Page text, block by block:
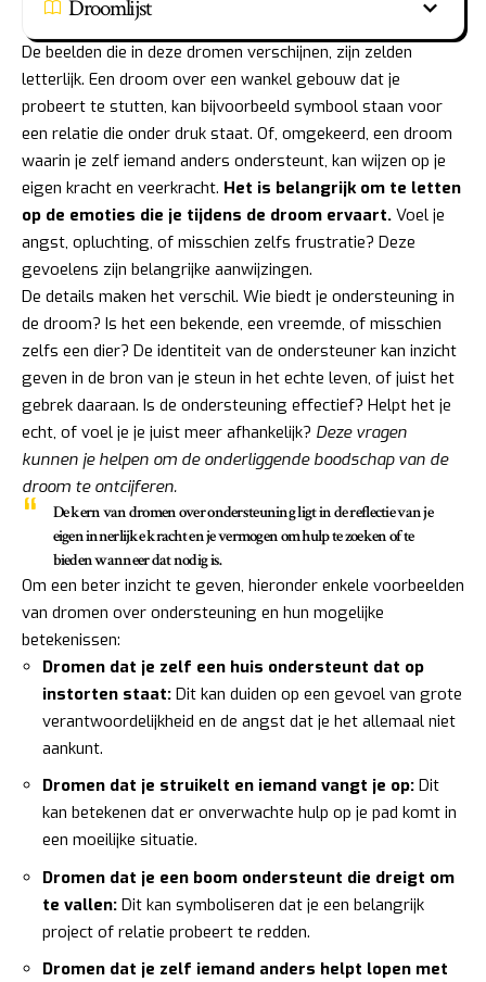
Droomlijst
De beelden die in deze dromen verschijnen, zijn zelden
letterlijk. Een droom over een wankel gebouw dat je
probeert te stutten, kan bijvoorbeeld symbool staan voor
een relatie die onder druk staat. Of, omgekeerd, een droom
waarin je zelf iemand anders ondersteunt, kan wijzen op je
eigen kracht en veerkracht. Het is belangrijk om te letten
op de emoties die je tijdens de droom ervaart. Voel je
angst, opluchting, of misschien zelfs frustratie? Deze
gevoelens zijn belangrijke aanwijzingen.
De details maken het verschil. Wie biedt je ondersteuning in
de droom? Is het een bekende, een vreemde, of misschien
zelfs een dier? De identiteit van de ondersteuner kan inzicht
geven in de bron van je steun in het echte leven, of juist het
gebrek daaraan. Is de ondersteuning effectief? Helpt het je
echt, of voel je je juist meer afhankelijk? Deze vragen
kunnen je helpen om de onderliggende boodschap van de
droom te ontcijferen.
De kern van dromen over ondersteuning ligt in de reflectie van je
eigen innerlijke kracht en je vermogen om hulp te zoeken of te
bieden wanneer dat nodig is.
Om een beter inzicht te geven, hieronder enkele voorbeelden
van dromen over ondersteuning en hun mogelijke
betekenissen:
Dromen dat je zelf een huis ondersteunt dat op
instorten staat: Dit kan duiden op een gevoel van grote
verantwoordelijkheid en de angst dat je het allemaal niet
aankunt.
Dromen dat je struikelt en iemand vangt je op: Dit
kan betekenen dat er onverwachte hulp op je pad komt in
een moeilijke situatie.
Dromen dat je een boom ondersteunt die dreigt om
te vallen: Dit kan symboliseren dat je een belangrijk
project of relatie probeert te redden.
Dromen dat je zelf iemand anders helpt lopen met